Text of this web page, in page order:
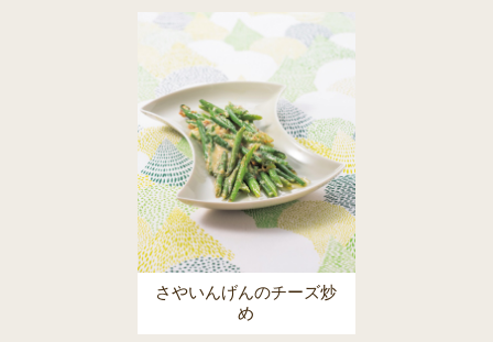
さやいんげんのチーズ炒
め